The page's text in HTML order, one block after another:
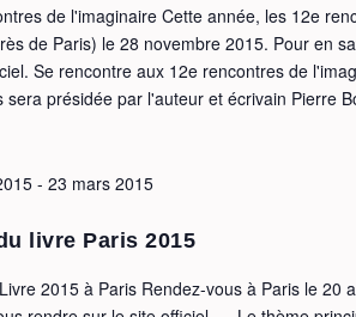
de l'imaginaire Cette année, les 12e
de Paris) le 28 novembre 2015. Pour en
Se rencontre aux 12e rencontres de
sera présidée par l'auteur et écrivain Pierre
- 23 mars 2015
livre Paris 2015
2015 à Paris Rendez-vous à Paris le 20